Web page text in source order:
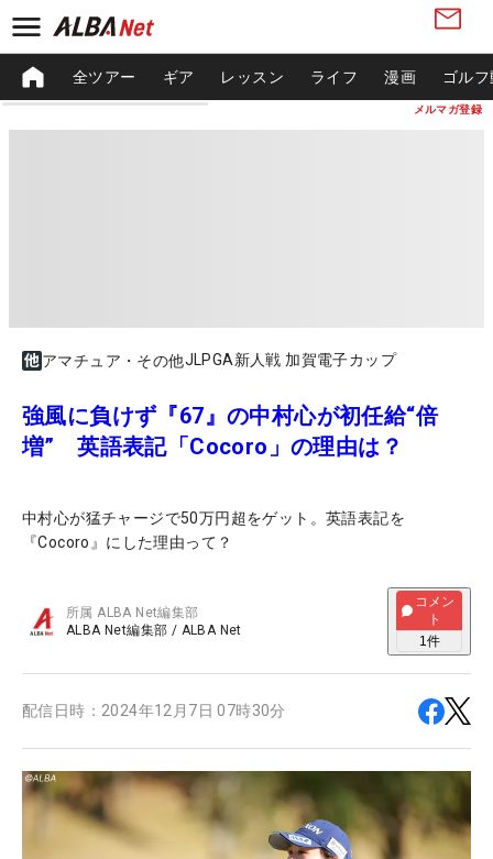
メルマガ登録
全ツアー ギア レッスン ライフ 漫画 ゴル
アマチュア・その他JLPGA新人戦 加賀電子カップ
強風に負けず『67』の中村心が初任給“倍
増” 英語表記「Cocoro」の理由は？
中村心が猛チャージで50万円超をゲット。英語表記を
『Cocoro』にした理由って？
所属ALBA Net編集部
ALBA Net編集部 / ALBA Net
コメン
ト
1件
配信日時： 2024年12月7日 07時30分